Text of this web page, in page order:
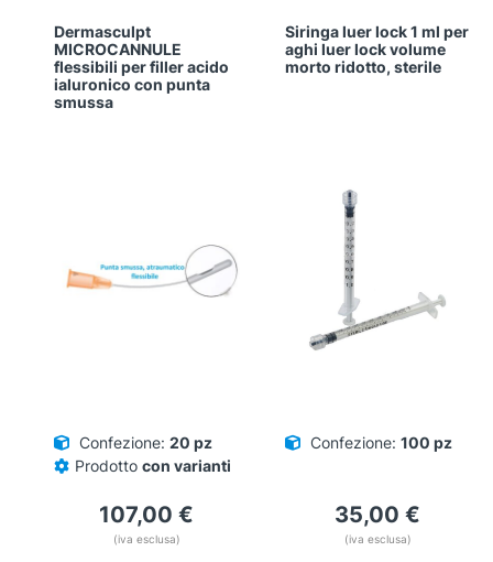
Dermasculpt
MICROCANNULE
flessibili per filler acido
ialuronico con punta
smussa
Confezione: 20 pz
Prodotto con varianti
107,00 €
(iva esclusa)
Siringa luer lock 1 ml per
aghi luer lock volume
morto ridotto, sterile
Confezione: 100 pz
35,00 €
(iva esclusa)